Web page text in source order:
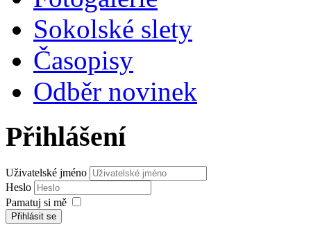
Sokolské slety
Časopisy
Odběr novinek
Přihlášení
Uživatelské jméno
Heslo
Pamatuj si mě
Přihlásit se